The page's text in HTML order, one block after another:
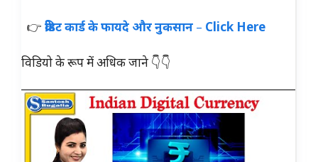
👉 क्रेडिट कार्ड के फायदे और नुकसान – Click Here
विडियो के रूप में अधिक जाने 👇👇